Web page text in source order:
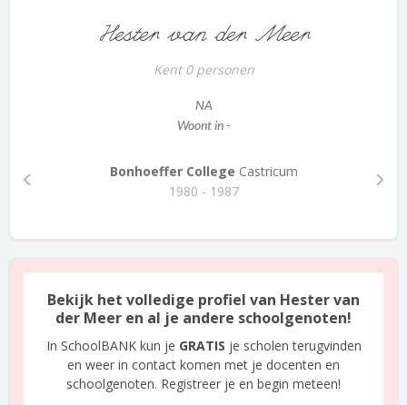
Hester van der Meer
Kent 0 personen
NA
Woont in -
Bonhoeffer College Castricum
1980 - 1987
Bekijk het volledige profiel van Hester van
der Meer en al je andere schoolgenoten!
In SchoolBANK kun je GRATIS je scholen terugvinden
en weer in contact komen met je docenten en
schoolgenoten. Registreer je en begin meteen!